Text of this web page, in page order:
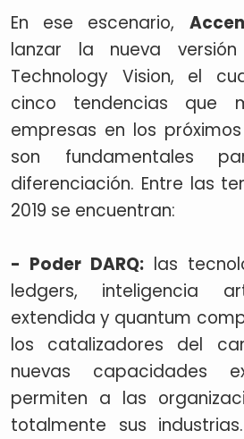
En ese escenario,
lanzar la nueva
Technology Vision, el
cinco tendencias que
empresas en los
son fundamentales
diferenciación. Entre las
2019 se encuentran:
- Poder DARQ: las
ledgers, inteligencia
extendida y quantum
los catalizadores del
nuevas capacidades
permiten a las
totalmente sus